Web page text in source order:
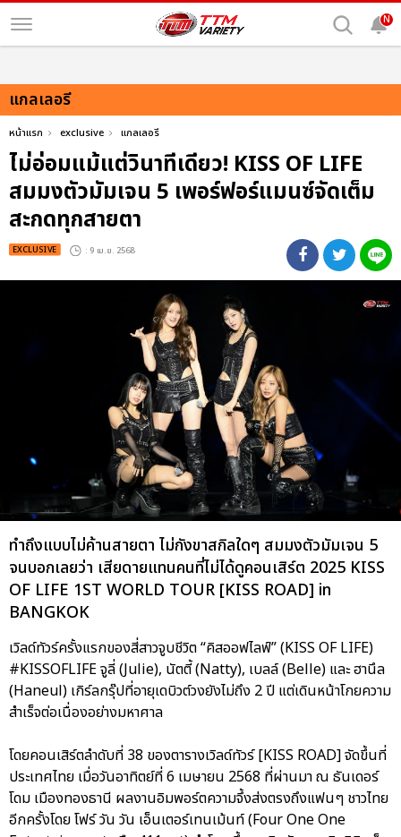
N
แกลเลอรี
หน้าแรก exclusive แกลเลอรี
ไม่อ่อมแม้แต่วินาทีเดียว! KISS OF LIFE
สมมงตัวมัมเจน 5 เพอร์ฟอร์แมนซ์จัดเต็ม
สะกดทุกสายตา
EXCLUSIVE : 9 เม.ย. 2568
ทำถึงแบบไม่ค้านสายตา ไม่กังขาสกิลใดๆ สมมงตัวมัมเจน 5
จนบอกเลยว่า เสียดายแทนคนที่ไม่ได้ดูคอนเสิร์ต 2025 KISS
OF LIFE 1ST WORLD TOUR [KISS ROAD] in
BANGKOK
เวิลด์ทัวร์ครั้งแรกของสี่สาวจูบชีวิต “คิสออฟไลฟ์” (KISS OF LIFE)
#KISSOFLIFE จูลี่ (Julie), นัตตี้ (Natty), เบลล์ (Belle) และ ฮานึล
(Haneul) เกิร์ลกรุ๊ปที่อายุเดบิวต์วงยังไม่ถึง 2 ปี แต่เดินหน้าโกยความ
สำเร็จต่อเนื่องอย่างมหาศาล
โดยคอนเสิร์ตลำดับที่ 38 ของตารางเวิลด์ทัวร์ [KISS ROAD] จัดขึ้นที่
ประเทศไทย เมื่อวันอาทิตย์ที่ 6 เมษายน 2568 ที่ผ่านมา ณ ธันเดอร์
โดม เมืองทองธานี ผลงานอิมพอร์ตความจึ้งส่งตรงถึงแฟนๆ ชาวไทย
อีกครั้งโดย โฟร์ วัน วัน เอ็นเตอร์เทนเม้นท์ (Four One One